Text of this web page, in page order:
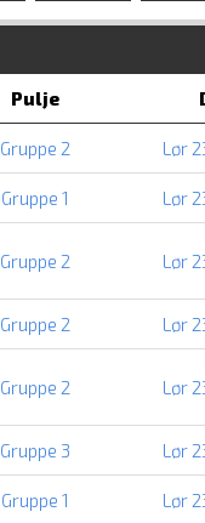
Pulje
Gruppe 2 Lør
Gruppe 1 Lør
Gruppe 2 Lør
Gruppe 2 Lør
Gruppe 2 Lør
Gruppe 3 Lør
Gruppe 1 Lør